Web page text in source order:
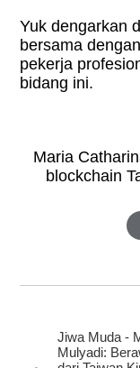
Yuk dengarkan
bersama
pekerja
bidang ini.
Maria
blockchain
Jiwa Muda -
Mulyadi: